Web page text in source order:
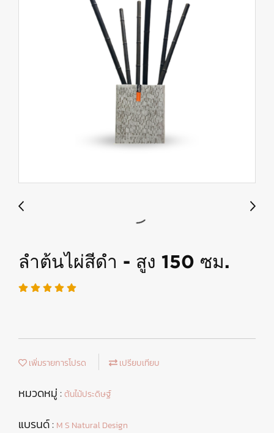
ลำต้นไผ่สีดำ - สูง 150 ซม.
เพิ่มรายการโปรด เปรียบเทียบ
หมวดหมู่ :ต้นไม้ประดิษฐ์
แบรนด์ : M S Natural Design